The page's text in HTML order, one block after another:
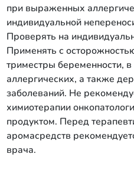
при выраженных
индивидуальной
Проверять на
Применять с
триместры беременности,
аллергических, а также
заболеваний. Не
химиотерапии
продуктом. Перед
аромасредств
врача.